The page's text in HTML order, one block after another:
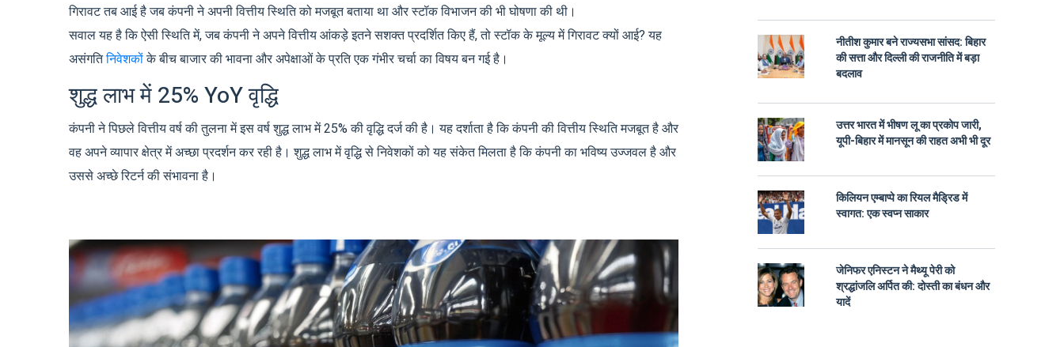
गिरावट तब आई है जब कंपनी ने अपनी वित्तीय स्थिति को मजबूत बताया था और स्टॉक विभाजन की भी घोषणा की थी।
सवाल यह है कि ऐसी स्थिति में, जब कंपनी ने अपने वित्तीय आंकड़े इतने सशक्त प्रदर्शित किए हैं, तो स्टॉक के मूल्य में गिरावट क्यों आई? यह
असंगतिनिवेशकों के बीच बाजार की भावना और अपेक्षाओं के प्रति एक गंभीर चर्चा का विषय बन गई है।
शुद्ध लाभ में 25% YoY वृद्धि
कंपनी ने पिछले वित्तीय वर्ष की तुलना में इस वर्ष शुद्ध लाभ में 25% की वृद्धि दर्ज की है। यह दर्शाता है कि कंपनी की वित्तीय स्थिति मजबूत है और
वह अपने व्यापार क्षेत्र में अच्छा प्रदर्शन कर रही है। शुद्ध लाभ में वृद्धि से निवेशकों को यह संकेत मिलता है कि कंपनी का भविष्य उज्जवल है और
उससे अच्छे रिटर्न की संभावना है।
नीतीश कुमार बने राज्यसभा सांसद: बिहार
की सत्ता और दिल्ली की राजनीति में बड़ा
बदलाव
उत्तर भारत में भीषण लू का प्रकोप जारी,
यूपी-बिहार में मानसून की राहत अभी भी दूर
किलियन एम्बाप्पे का रियल मैड्रिड में
स्वागत: एक स्वप्न साकार
जेनिफर एनिस्टन ने मैथ्यू पेरी को
श्रद्धांजलि अर्पित की: दोस्ती का बंधन और
यादें